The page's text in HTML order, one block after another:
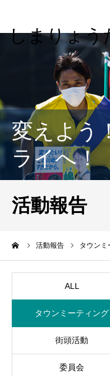
しまりょう
変えよう
ライへ！
活動報告
活動報告 タウンミ
ALL
タウンミーティング
街頭活動
委員会